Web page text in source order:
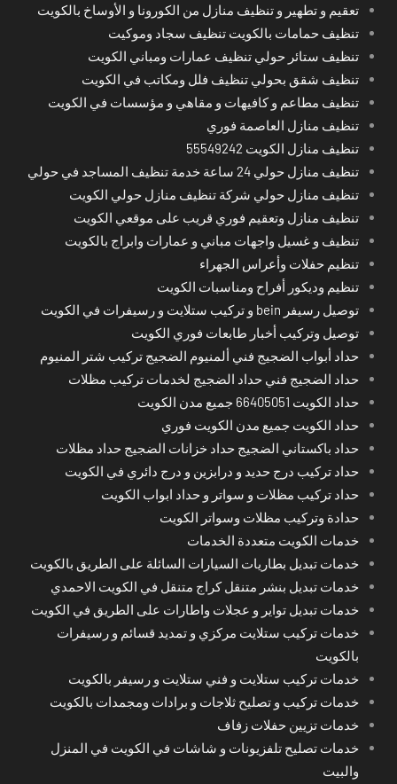
تعقيم و تطهير و تنظيف منازل من الكورونا و الأوساخ بالكويت
تنظيف حمامات بالكويت تنظيف سجاد وموكيت
تنظيف ستائر حولي تنظيف عمارات ومباني الكويت
تنظيف شقق بحولي تنظيف فلل ومكاتب في الكويت
تنظيف مطاعم و كافيهات و مقاهي و مؤسسات في الكويت
تنظيف منازل العاصمة فوري
تنظيف منازل الكويت 55549242
تنظيف منازل حولي 24 ساعة خدمة تنظيف المساجد في حولي
تنظيف منازل حولي شركة تنظيف منازل حولي الكويت
تنظيف منازل وتعقيم فوري قريب على موقعي الكويت
تنظيف و غسيل واجهات مباني و عمارات وابراج بالكويت
تنظيم حفلات وأعراس الجهراء
تنظيم وديكور أفراح ومناسبات الكويت
توصيل رسيفر bein و تركيب ستلايت و رسيفرات في الكويت
توصيل وتركيب أخبار طابعات فوري الكويت
حداد أبواب الضجيج فني ألمنيوم الضجيج تركيب شتر المنيوم
حداد الضجيج فني حداد الضجيج لخدمات تركيب مظلات
حداد الكويت 66405051 جميع مدن الكويت
حداد الكويت جميع مدن الكويت فوري
حداد باكستاني الضجيج حداد خزانات الضجيج حداد مظلات
حداد تركيب درج حديد و درابزين و درج دائري في الكويت
حداد تركيب مظلات و سواتر و حداد ابواب الكويت
حدادة وتركيب مظلات وسواتر الكويت
خدمات الكويت متعددة الخدمات
خدمات تبديل بطاريات السيارات السائلة على الطريق بالكويت
خدمات تبديل بنشر متنقل كراج متنقل في الكويت الاحمدي
خدمات تبديل تواير و عجلات واطارات على الطريق في الكويت
خدمات تركيب ستلايت مركزي و تمديد قسائم و رسيفرات
بالكويت
خدمات تركيب ستلايت و فني ستلايت و رسيفر بالكويت
خدمات تركيب و تصليح ثلاجات و برادات ومجمدات بالكويت
خدمات تزيين حفلات زفاف
خدمات تصليح تلفزيونات و شاشات في الكويت في المنزل
والبيت